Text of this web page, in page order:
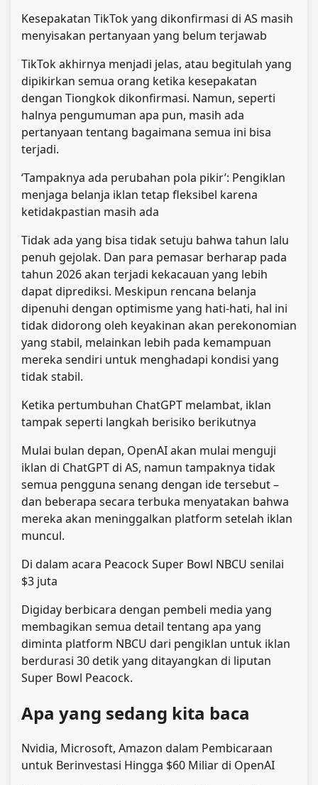
Kesepakatan TikTok yang dikonfirmasi di AS masih
menyisakan pertanyaan yang belum terjawab
TikTok akhirnya menjadi jelas, atau begitulah yang
dipikirkan semua orang ketika kesepakatan
dengan Tiongkok dikonfirmasi. Namun, seperti
halnya pengumuman apa pun, masih ada
pertanyaan tentang bagaimana semua ini bisa
terjadi.
‘Tampaknya ada perubahan pola pikir’: Pengiklan
menjaga belanja iklan tetap fleksibel karena
ketidakpastian masih ada
Tidak ada yang bisa tidak setuju bahwa tahun lalu
penuh gejolak. Dan para pemasar berharap pada
tahun 2026 akan terjadi kekacauan yang lebih
dapat diprediksi. Meskipun rencana belanja
dipenuhi dengan optimisme yang hati-hati, hal ini
tidak didorong oleh keyakinan akan perekonomian
yang stabil, melainkan lebih pada kemampuan
mereka sendiri untuk menghadapi kondisi yang
tidak stabil.
Ketika pertumbuhan ChatGPT melambat, iklan
tampak seperti langkah berisiko berikutnya
Mulai bulan depan, OpenAI akan mulai menguji
iklan di ChatGPT di AS, namun tampaknya tidak
semua pengguna senang dengan ide tersebut –
dan beberapa secara terbuka menyatakan bahwa
mereka akan meninggalkan platform setelah iklan
muncul.
Di dalam acara Peacock Super Bowl NBCU senilai
$3 juta
Digiday berbicara dengan pembeli media yang
membagikan semua detail tentang apa yang
diminta platform NBCU dari pengiklan untuk iklan
berdurasi 30 detik yang ditayangkan di liputan
Super Bowl Peacock.
Apa yang sedang kita baca
Nvidia, Microsoft, Amazon dalam Pembicaraan
untuk Berinvestasi Hingga $60 Miliar di OpenAI